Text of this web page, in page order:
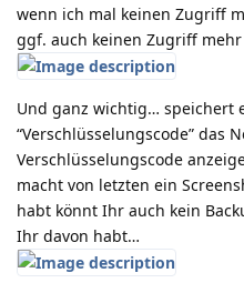
wenn ich mal keinen Zugriff
ggf. auch keinen Zugriff
Und ganz wichtig… speichert
“Verschlüsselungscode” das
Verschlüsselungscode
macht von letzten ein
habt könnt Ihr auch kein
Ihr davon habt…